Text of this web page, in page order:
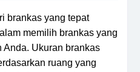
brankas yang tepat
memilih brankas yang
Ukuran brankas
ruang yang